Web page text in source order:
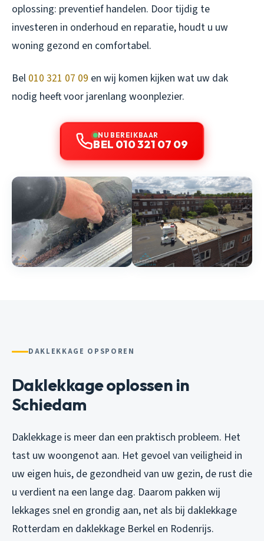
oplossing: preventief handelen. Door tijdig te
investeren in onderhoud en reparatie, houdt u uw
woning gezond en comfortabel.
Bel 010 321 07 09 en wij komen kijken wat uw dak
nodig heeft voor jarenlang woonplezier.
NU BEREIKBAAR
BEL 010 321 07 09
DAKLEKKAGE OPSPOREN
Daklekkage oplossen in
Schiedam
Daklekkage is meer dan een praktisch probleem. Het
tast uw woongenot aan. Het gevoel van veiligheid in
uw eigen huis, de gezondheid van uw gezin, de rust die
u verdient na een lange dag. Daarom pakken wij
lekkages snel en grondig aan, net als bij daklekkage
Rotterdam en daklekkage Berkel en Rodenrijs.